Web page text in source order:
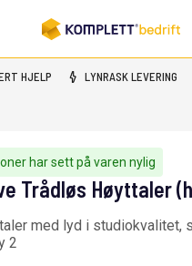
HJELP LYNRASK LEVERING
har sett på varen nylig
Trådløs Høyttaler
med lyd i studiokvalitet,
2